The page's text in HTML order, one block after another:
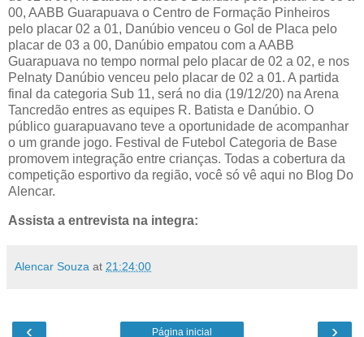
00, AABB Guarapuava o Centro de Formação Pinheiros
pelo placar 02 a 01, Danúbio venceu o Gol de Placa pelo
placar de 03 a 00, Danúbio empatou com a AABB
Guarapuava no tempo normal pelo placar de 02 a 02, e nos
Pelnaty Danúbio venceu pelo placar de 02 a 01. A partida
final da categoria Sub 11, será no dia (19/12/20) na Arena
Tancredão entres as equipes R. Batista e Danúbio. O
público guarapuavano teve a oportunidade de acompanhar
o um grande jogo. Festival de Futebol Categoria de Base
promovem integração entre crianças. Todas a cobertura da
competição esportivo da região, você só vê aqui no Blog Do
Alencar.
Assista a entrevista na integra:
Alencar Souza at 21:24:00
‹ ›
Página inicial